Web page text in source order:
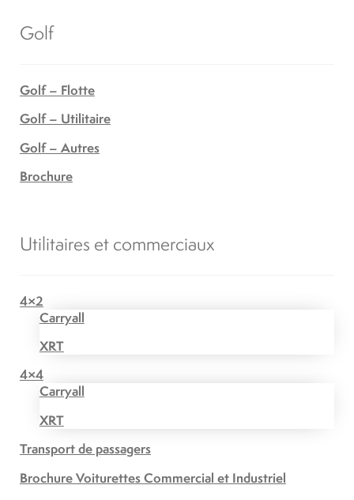
Golf
Golf – Flotte
Golf – Utilitaire
Golf – Autres
Brochure
Utilitaires et commerciaux
4×2
Carryall
XRT
4×4
Carryall
XRT
Transport de passagers
Brochure Voiturettes Commercial et Industriel